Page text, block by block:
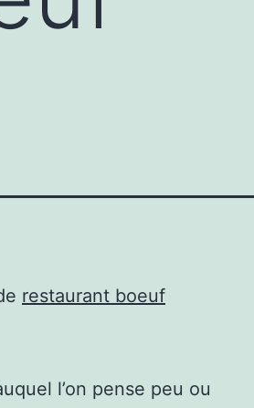
restaurant boeuf
l’on pense peu ou